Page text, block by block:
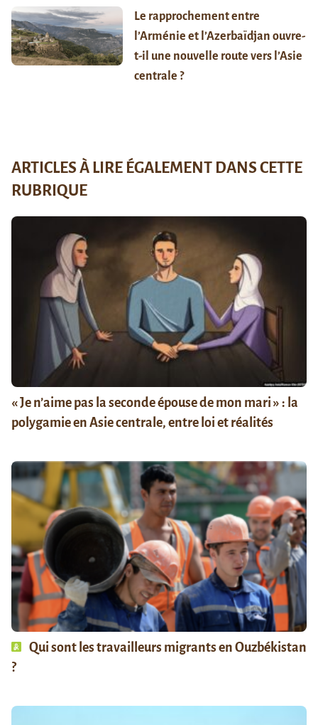
Le rapprochement entre
l’Arménie et l’Azerbaïdjan ouvre-
t-il une nouvelle route vers l’Asie
centrale ?
ARTICLES À LIRE ÉGALEMENT DANS CETTE
RUBRIQUE
« Je n’aime pas la seconde épouse de mon mari » : la
polygamie en Asie centrale, entre loi et réalités
Qui sont les travailleurs migrants en Ouzbékistan
?